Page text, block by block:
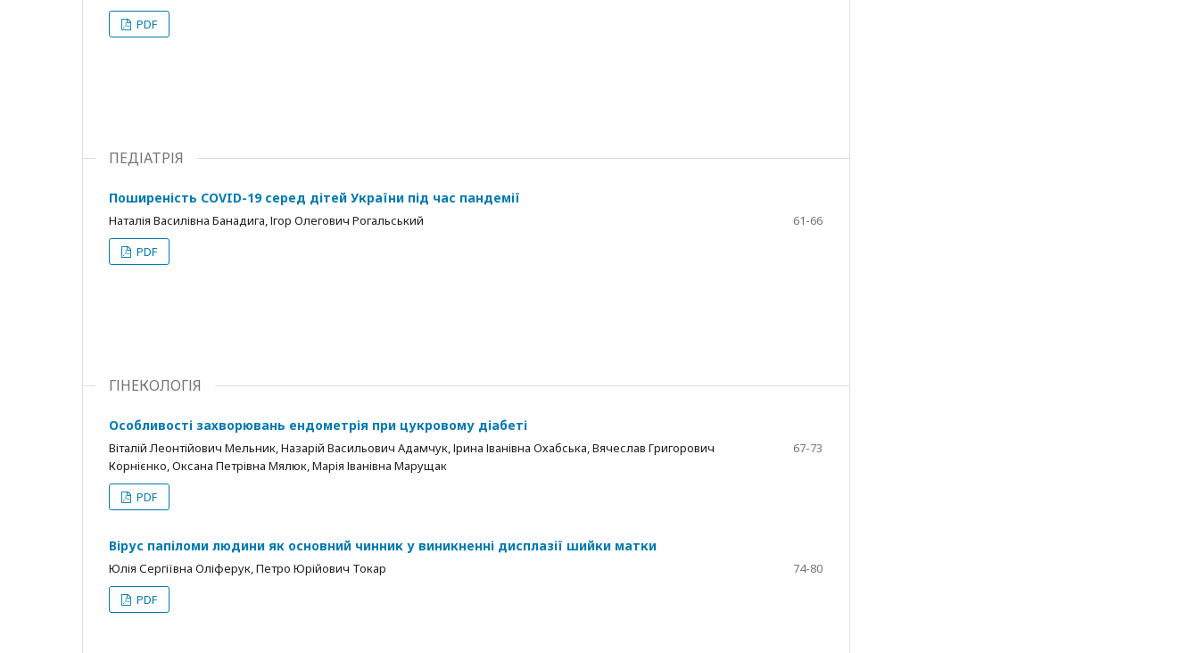
PDF
ПЕДІАТРІЯ
Поширеність COVID-19 серед дітей України під час пандемії
Наталія Василівна Банадига, Ігор Олегович Рогальський
61-66
PDF
ГІНЕКОЛОГІЯ
Особливості захворювань ендометрія при цукровому діабеті
Віталій Леонтійович Мельник, Назарій Васильович Адамчук, Ірина Іванівна Охабська, Вячеслав Григорович
Корнієнко, Оксана Петрівна Мялюк, Марія Іванівна Марущак
67-73
PDF
Вірус папіломи людини як основний чинник у виникненні дисплазії шийки матки
Юлія Сергіївна Оліферук, Петро Юрійович Токар
74-80
PDF